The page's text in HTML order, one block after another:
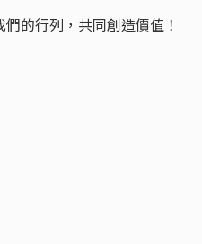
的行列，共同創造價值！